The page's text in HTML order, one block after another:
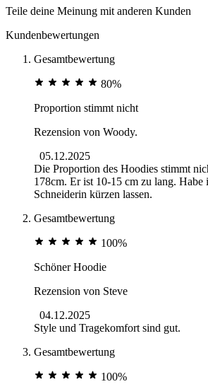
Teile deine Meinung mit anderen Kunden
Kundenbewertungen
Gesamtbewertung
80%
Proportion stimmt nicht
Rezension von Woody.
05.12.2025
Die Proportion des Hoodies stimmt
178cm. Er ist 10-15 cm zu lang. Habe
Schneiderin kürzen lassen.
Gesamtbewertung
100%
Schöner Hoodie
Rezension von Steve
04.12.2025
Style und Tragekomfort sind gut.
Gesamtbewertung
100%